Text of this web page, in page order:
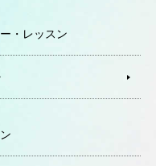
・レッスン